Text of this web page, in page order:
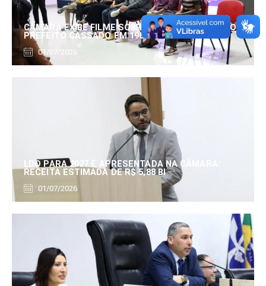
CÂMARA EXIBE FILME SOBRE EDUARDO SERRANO,
PREFEITO CASSADO EM 1960
01/07/2026
LDO PARA 2027 É APRESENTADA NA CÂMARA:
RECEITA ESTIMADA DE R$ 5,88 BI
01/07/2026